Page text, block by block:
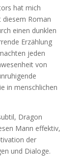
hat mich
diesem Roman
einen dunklen
Erzählung
jeden
von
in menschlichen
Dragon
Mann effektiv,
der
und Dialoge.